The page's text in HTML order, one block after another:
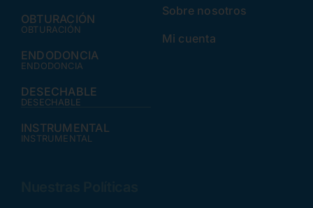
OBTURACIÓN
OBTURACIÓN
ENDODONCIA
ENDODONCIA
DESECHABLE
DESECHABLE
INSTRUMENTAL
INSTRUMENTAL
Sobre nosotros
Mi cuenta